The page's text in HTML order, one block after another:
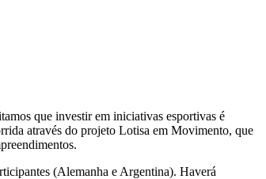
que investir em iniciativas esportivas é
através do projeto Lotisa em Movimento, que
(Alemanha e Argentina). Haverá